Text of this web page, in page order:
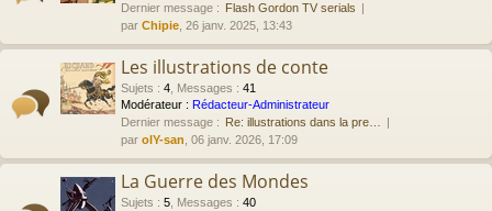
Dernier message : Flash Gordon TV serials
par Chipie , 26 janv. 2025, 13:43
Les illustrations de conte
Sujets : 4 Messages : 41
Modérateur : Rédacteur-Administrateur
Dernier message : Re: illustrations dans la pre…
par olY-san , 06 janv. 2026, 17:09
La Guerre des Mondes
Sujets : 5 Messages : 40